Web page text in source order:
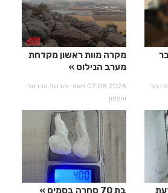
מקרה מוות ראשון מקדחת
מערב הנילוס
07.08.2026 מאת: פורטל הכרמל
והצפון
בת 70 סחרה בסמים